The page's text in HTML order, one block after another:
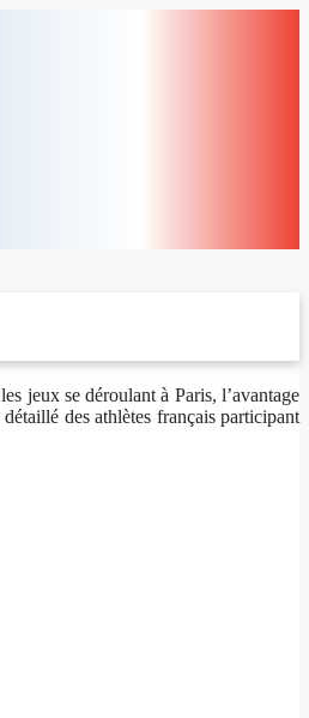
jeux se déroulant à Paris, l’avantage
des athlètes français participant